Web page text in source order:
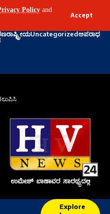
Policy and
Accept
ರಾಷ್ಟ್ರೀಯUncategorizedಅಪರಾಧ
Explore